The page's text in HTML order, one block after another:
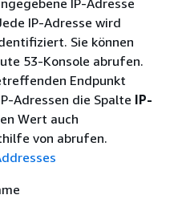
IP-Adresse
IP-Adresse wird
Sie können
53-Konsole abrufen.
Endpunkt
Adressen die Spalte IP-
Wert auch
von abrufen.